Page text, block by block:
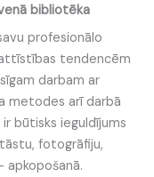
bibliotēka
profesionālo
tendencēm
darbam ar
metodes arī darbā
būtisks ieguldījums
fotogrāfiju,
apkopošanā.